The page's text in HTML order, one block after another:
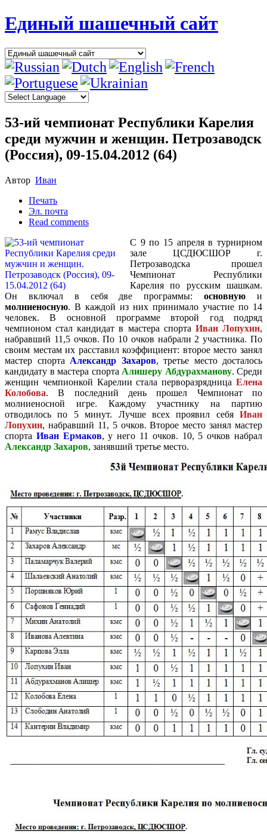
Единый шашечный сайт
53-ий чемпионат Республики Карелия
среди мужчин и женщин. Петрозаводск
(Россия), 09-15.04.2012 (64)
Автор Иван
Печать
Эл. почта
Read comments
С 9 по 15 апреля в турнирном
зале ЦСДЮСШОР г.
Петрозаводска прошел
Чемпионат Республики
Карелия по русским шашкам.
Он включал в себя две программы:основную и
молниеносную. В каждой из них принимало участие по 14
человек. В основной программе второй год подряд
чемпионом стал кандидат в мастера спорта Иван Лопухин,
набравший 11,5 очков. По 10 очков набрали 2 участника. По
своим местам их расставил коэффициент: второе место занял
мастер спорта Александр Захаров, третье место досталось
кандидату в мастера спорта Алишеру Абдурахманову. Среди
женщин чемпионкой Карелии стала перворазрядница Елена
Колобова. В последний день прошел Чемпионат по
молниеносной игре. Каждому участнику на партию
отводилось по 5 минут. Лучше всех проявил себя Иван
Лопухин, набравший 11, 5 очков. Второе место занял мастер
спорта Иван Ермаков, у него 11 очков. 10, 5 очков набрал
Александр Захаров, занявший третье место.